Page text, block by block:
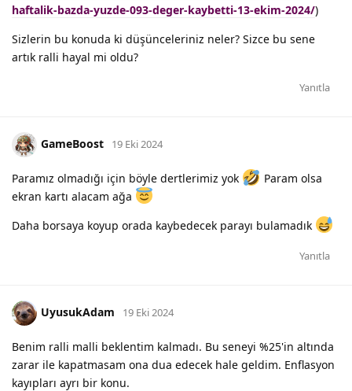
haftalik-bazda-yuzde-093-deger-kaybetti-13-ekim-2024/)
Sizlerin bu konuda ki düşünceleriniz neler? Sizce bu sene
artık ralli hayal mi oldu?
Yanıtla
GameBoost 19 Eki 2024
Paramız olmadığı için böyle dertlerimiz yok
Param olsa
ekran kartı alacam ağa
Daha borsaya koyup orada kaybedecek parayı bulamadık
Yanıtla
UyusukAdam 19 Eki 2024
Benim ralli malli beklentim kalmadı. Bu seneyi %25'in altında
zarar ile kapatmasam ona dua edecek hale geldim. Enflasyon
kayıpları ayrı bir konu.